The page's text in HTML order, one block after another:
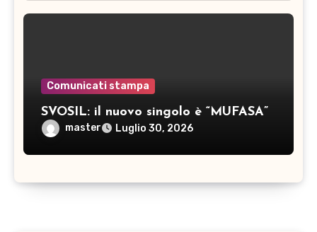
Comunicati stampa
SVOSIL: il nuovo singolo è “MUFASA”
master Luglio 30, 2026